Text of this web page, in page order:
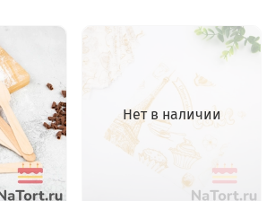
Нет в наличии